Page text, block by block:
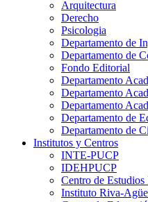
Arquitectura
Derecho
Psicologia
Departamento de
Departamento de
Fondo Editorial
Departamento
Departamento
Departamento
Departamento de
Departamento de
Institutos y Centros
INTE-PUCP
IDEHPUCP
Centro de
Instituto Riva-